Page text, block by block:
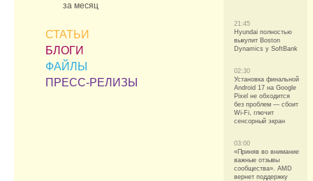
за месяц
СТАТЬИ
БЛОГИ
ФАЙЛЫ
ПРЕСС-РЕЛИЗЫ
21:45
Hyundai полностью
выкупит Boston
Dynamics у SoftBank
02:30
Установка финальной
Android 17 на Google
Pixel не обходится
без проблем — сбоит
Wi-Fi, глючит
сенсорный экран
03:00
«Приняв во внимание
важные отзывы
сообщества». AMD
вернет поддержку